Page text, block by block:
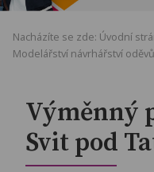
Nacházíte se zde: Úvodní
Modelářství návrhářství oděvů
Výměnný
Svit pod